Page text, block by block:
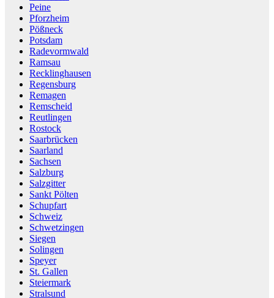
Peine
Pforzheim
Pößneck
Potsdam
Radevormwald
Ramsau
Recklinghausen
Regensburg
Remagen
Remscheid
Reutlingen
Rostock
Saarbrücken
Saarland
Sachsen
Salzburg
Salzgitter
Sankt Pölten
Schupfart
Schweiz
Schwetzingen
Siegen
Solingen
Speyer
St. Gallen
Steiermark
Stralsund